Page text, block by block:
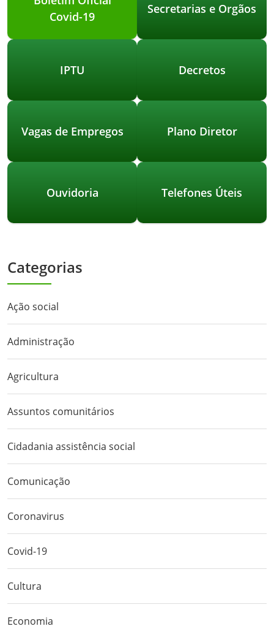
Covid-19
Secretarias e Orgãos
IPTU Decretos
Vagas de Empregos Plano Diretor
Ouvidoria Telefones Úteis
Categorias
Ação social
Administração
Agricultura
Assuntos comunitários
Cidadania assistência social
Comunicação
Coronavirus
Covid-19
Cultura
Economia